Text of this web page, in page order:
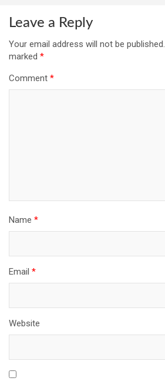
Leave a Reply
Your email address will not be published.
marked *
Comment *
Name *
Email *
Website